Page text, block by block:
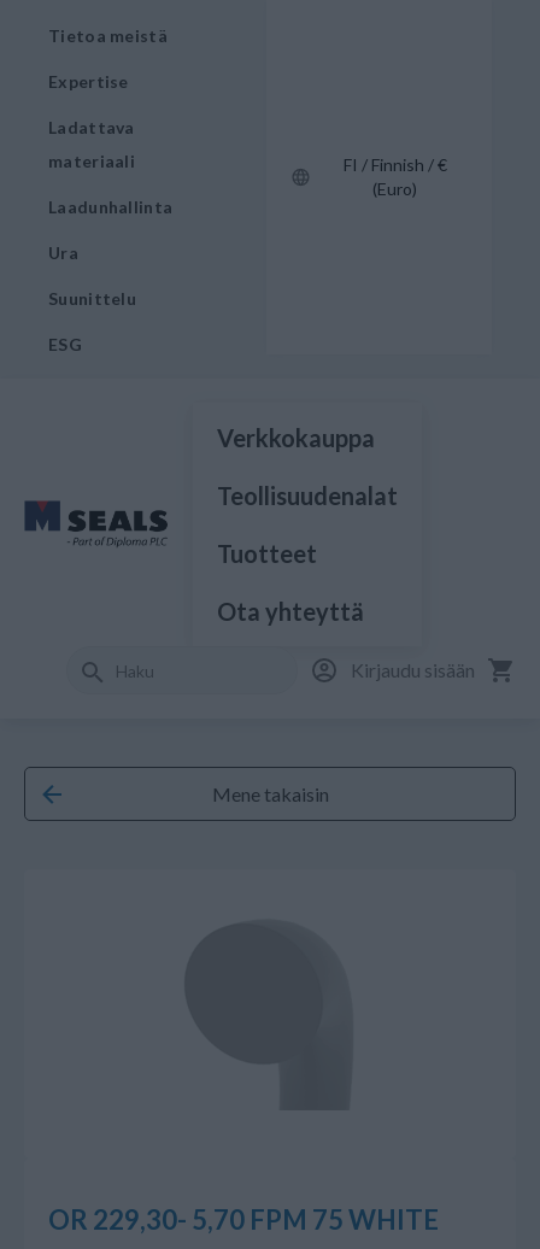
Tietoa meistä
Expertise
Ladattava
materiaali
Laadunhallinta
Ura
Suunittelu
ESG
FI / Finnish / €
(Euro)
Verkkokauppa
Teollisuudenalat
Tuotteet
Ota yhteyttä
Kirjaudu sisään
Mene takaisin
OR 229,30- 5,70 FPM 75 WHITE